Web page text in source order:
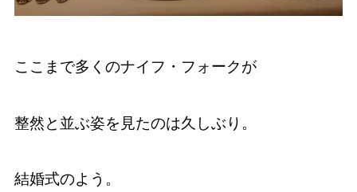
ここまで多くのナイフ・フォークが
整然と並ぶ姿を見たのは久しぶり。
結婚式のよう。